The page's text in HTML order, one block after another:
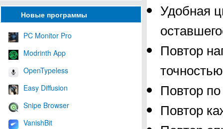
Новые программы
PC Monitor Pro
Modrinth App
OpenTypeless
Easy Diffusion
Snipe Browser
VanishBit
Удобная
Повтор
Повтор
Повтор